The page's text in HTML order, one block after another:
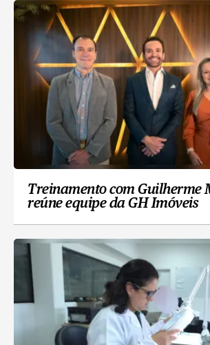
Treinamento com Guilherme
reúne equipe da GH Imóveis